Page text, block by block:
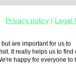
Privacy policy
Legal
are important for us to
It really helps us to find
happy for everyone to